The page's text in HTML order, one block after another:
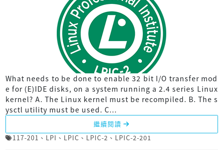
What needs to be done to enable 32 bit I/O transfer mod
e for (E)IDE disks, on a system running a 2.4 series Linux
kernel? A. The Linux kernel must be recompiled. B. The s
ysctl utility must be used. C...
繼續閱讀
117-201 、 LPI 、 LPIC 、 LPIC-2 、 LPIC-2-201